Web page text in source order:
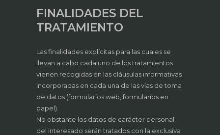
FINALIDADES DEL
TRATAMIENTO
Las finalidades explícitas para las cuales se
llevan a cabo cada uno de los tratamientos
vienen recogidas en las cláusulas informativas
incorporadas en cada una de las vías de toma
de datos (formularios web, formularios en
papel).
No obstante los datos de carácter personal
del interesado serán tratados con la exclusiva